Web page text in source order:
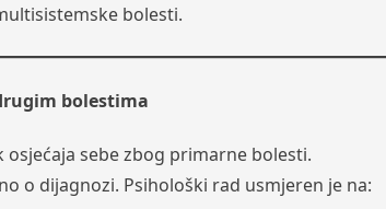
bolesti.
bolestima
osjećaja sebe zbog primarne bolesti.
o dijagnozi. Psihološki rad usmjeren je na: